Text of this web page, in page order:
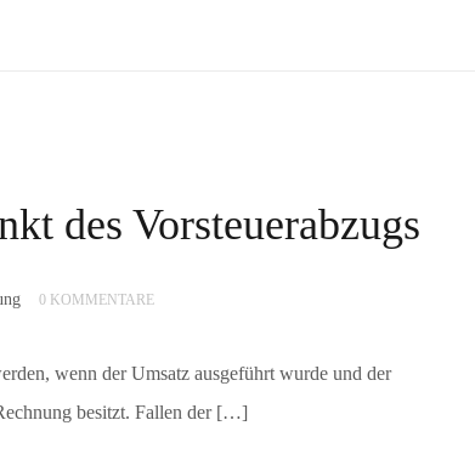
des Vorsteuerabzugs
0 KOMMENTARE
wenn der Umsatz ausgeführt wurde und der
besitzt. Fallen der […]